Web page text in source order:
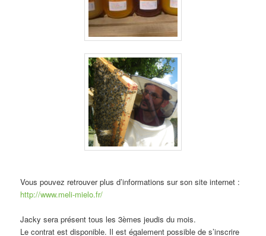
Vous pouvez retrouver plus d’informations sur son site internet :
http://www.meli-mielo.fr/
Jacky sera présent tous les 3èmes jeudis du mois.
Le contrat est disponible. Il est également possible de s’inscrire